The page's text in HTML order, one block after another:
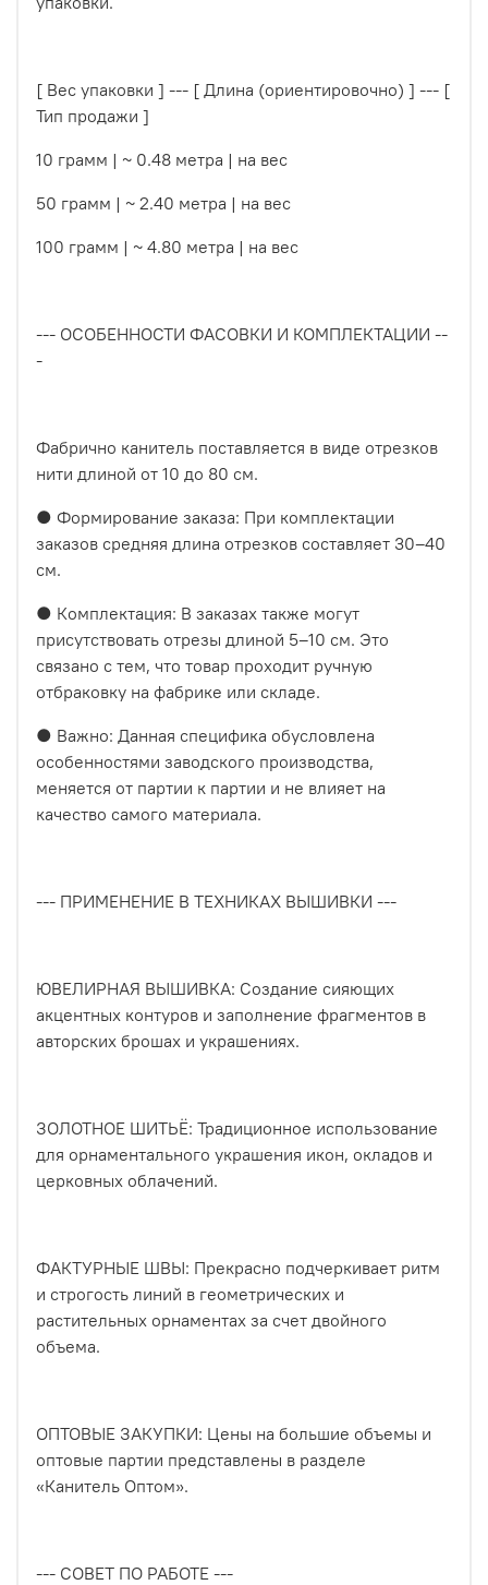
[ Вес упаковки ] --- [ Длина (ориентировочно) ] --- [
Тип продажи ]
10 грамм | ~ 0.48 метра | на вес
50 грамм | ~ 2.40 метра | на вес
100 грамм | ~ 4.80 метра | на вес
--- ОСОБЕННОСТИ ФАСОВКИ И КОМПЛЕКТАЦИИ --
-
Фабрично канитель поставляется в виде отрезков
нити длиной от 10 до 80 см.
● Формирование заказа: При комплектации
заказов средняя длина отрезков составляет 30–40
см.
● Комплектация: В заказах также могут
присутствовать отрезы длиной 5–10 см. Это
связано с тем, что товар проходит ручную
отбраковку на фабрике или складе.
● Важно: Данная специфика обусловлена
особенностями заводского производства,
меняется от партии к партии и не влияет на
качество самого материала.
--- ПРИМЕНЕНИЕ В ТЕХНИКАХ ВЫШИВКИ ---
ЮВЕЛИРНАЯ ВЫШИВКА: Создание сияющих
акцентных контуров и заполнение фрагментов в
авторских брошах и украшениях.
ЗОЛОТНОЕ ШИТЬЁ: Традиционное использование
для орнаментального украшения икон, окладов и
церковных облачений.
ФАКТУРНЫЕ ШВЫ: Прекрасно подчеркивает ритм
и строгость линий в геометрических и
растительных орнаментах за счет двойного
объема.
ОПТОВЫЕ ЗАКУПКИ: Цены на большие объемы и
оптовые партии представлены в разделе
«Канитель Оптом».
--- СОВЕТ ПО РАБОТЕ ---